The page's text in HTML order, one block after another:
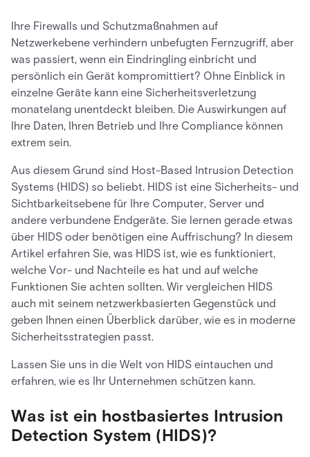
Ihre Firewalls und Schutzmaßnahmen auf
Netzwerkebene verhindern unbefugten Fernzugriff, aber
was passiert, wenn ein Eindringling einbricht und
persönlich ein Gerät kompromittiert? Ohne Einblick in
einzelne Geräte kann eine Sicherheitsverletzung
monatelang unentdeckt bleiben. Die Auswirkungen auf
Ihre Daten, Ihren Betrieb und Ihre Compliance können
extrem sein.
Aus diesem Grund sind Host-Based Intrusion Detection
Systems (HIDS) so beliebt. HIDS ist eine Sicherheits- und
Sichtbarkeitsebene für Ihre Computer, Server und
andere verbundene Endgeräte. Sie lernen gerade etwas
über HIDS oder benötigen eine Auffrischung? In diesem
Artikel erfahren Sie, was HIDS ist, wie es funktioniert,
welche Vor- und Nachteile es hat und auf welche
Funktionen Sie achten sollten. Wir vergleichen HIDS
auch mit seinem netzwerkbasierten Gegenstück und
geben Ihnen einen Überblick darüber, wie es in moderne
Sicherheitsstrategien passt.
Lassen Sie uns in die Welt von HIDS eintauchen und
erfahren, wie es Ihr Unternehmen schützen kann.
Was ist ein hostbasiertes Intrusion
Detection System (HIDS)?